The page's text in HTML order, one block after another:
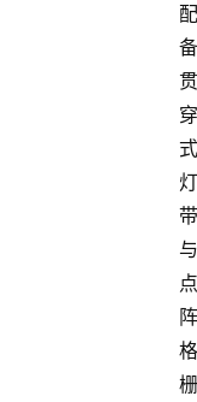
配
备
贯
穿
式
灯
带
与
点
阵
格
栅